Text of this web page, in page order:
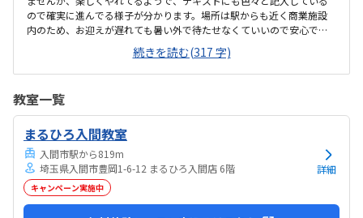
ので確実に進んでる様子が分かります。場所は駅からも近く商業施設
内のため、お迎えが遅れても暑い外で待たせなくていいので安心で
す。大人の方も多く通われてる教室ですが、教室内は清潔感があり、
雰囲気もよい教室で安心して通わされます。他の教室の金額をあまり
把握してませんが、個人的には小学生の習い事として通わせるのには
れたよです。親切に接して下さっているのが伝わります特にありませ
ん特にありません
続きを読む(317 字)
教室一覧
まるひろ入間教室
入間市駅から819m
埼玉県入間市豊岡1-6-12 まるひろ入間店 6階
キャンペーン実施中
詳細